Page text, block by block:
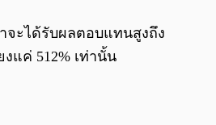
จะได้รับผลตอบแทนสูงถึง
แค่ 512% เท่านั้น